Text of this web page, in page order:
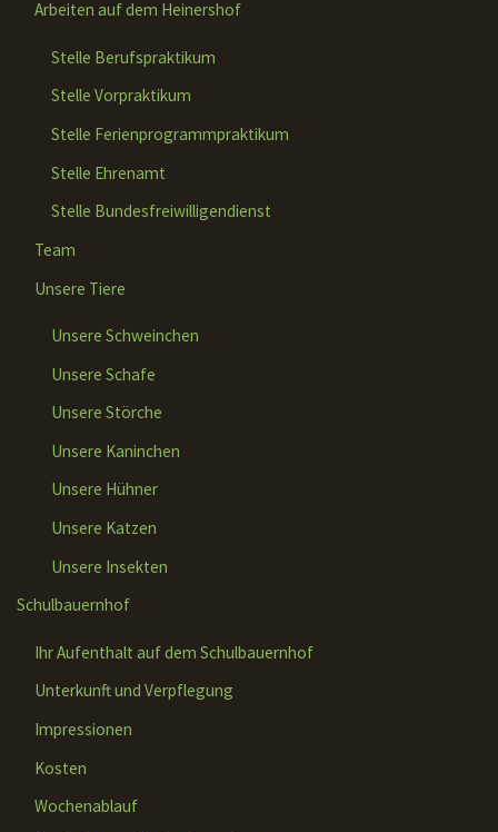
Arbeiten auf dem Heinershof
Stelle Berufspraktikum
Stelle Vorpraktikum
Stelle Ferienprogrammpraktikum
Stelle Ehrenamt
Stelle Bundesfreiwilligendienst
Team
Unsere Tiere
Unsere Schweinchen
Unsere Schafe
Unsere Störche
Unsere Kaninchen
Unsere Hühner
Unsere Katzen
Unsere Insekten
Schulbauernhof
Ihr Aufenthalt auf dem Schulbauernhof
Unterkunft und Verpflegung
Impressionen
Kosten
Wochenablauf